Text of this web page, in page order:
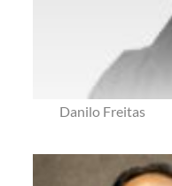
Danilo Freitas